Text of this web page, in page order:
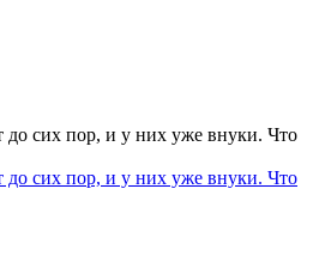
до сих пор, и у них уже внуки. Что
до сих пор, и у них уже внуки. Что